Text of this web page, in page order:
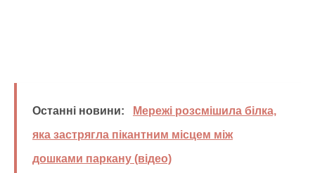
Останні новини:
Мережі розсмішила білка,
яка застрягла пікантним місцем між
дошками паркану (відео)